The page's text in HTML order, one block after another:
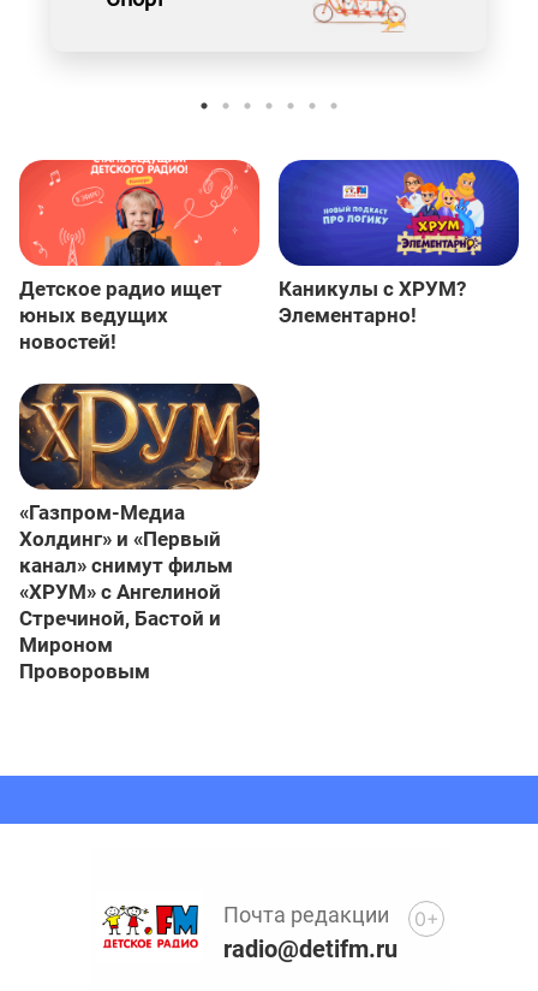
Детское радио ищет
юных ведущих
новостей!
Каникулы с ХРУМ?
Элементарно!
«Газпром-Медиа
Холдинг» и «Первый
канал» снимут фильм
«ХРУМ» с Ангелиной
Стречиной, Бастой и
Мироном
Проворовым
Почта редакции
radio@detifm.ru
0+